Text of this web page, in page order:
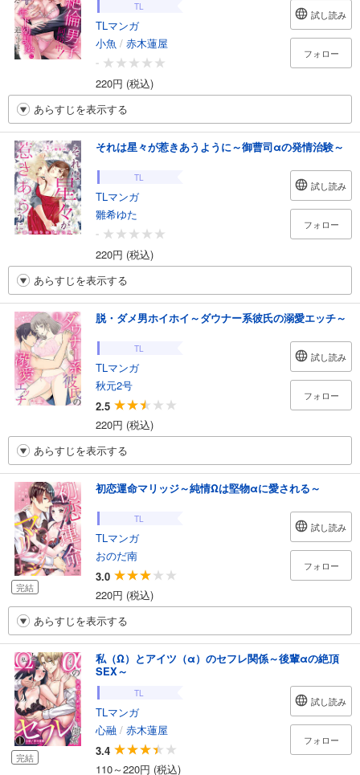
TL
TLマンガ
小魚 / 赤木蓮屋
-
220円 (税込)
試し読み
フォロー
あらすじを表示する
それは星々が惹きあうように～御曹司αの発情治験～
TL
TLマンガ
雛希ゆた
-
220円 (税込)
試し読み
フォロー
あらすじを表示する
脱・ダメ男ホイホイ～ダウナー系彼氏の溺愛エッチ～
TL
TLマンガ
秋元2号
2.5
220円 (税込)
試し読み
フォロー
あらすじを表示する
完結
初恋運命マリッジ～純情Ωは堅物αに愛される～
TL
TLマンガ
おのだ南
3.0
220円 (税込)
試し読み
フォロー
あらすじを表示する
完結
私（Ω）とアイツ（α）のセフレ関係～後輩αの絶頂
SEX～
TL
TLマンガ
心融 / 赤木蓮屋
3.4
110～220円 (税込)
試し読み
フォロー